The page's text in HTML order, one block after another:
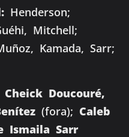
Henderson;
Mitchell;
Kamada, Sarr;
Cheick Doucouré,
(fora); Caleb
Ismaila Sarr